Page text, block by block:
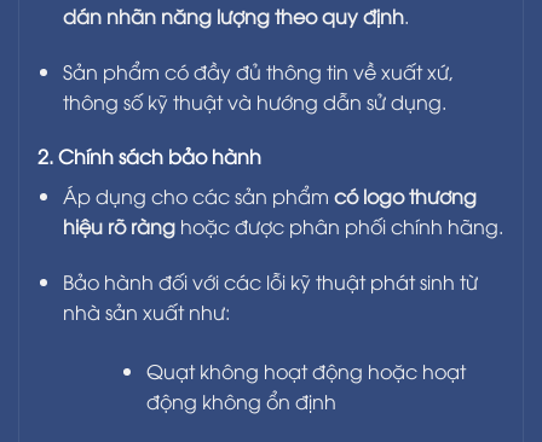
Quạt HVLS Emaxx PMSM 733Sđược sử dụng rộng
rãi trong:
Nhà máy sản xuất công nghiệp
Kho xưởng, trung tâm logistics
Trang trại chăn nuôi bò sữa, gia súc
Nhà thi đấu, trung tâm thể thao, không gian
lớn
dán nhãn năng lượng theo quy định.
Sản phẩm có đầy đủ thông tin về xuất xứ,
thông số kỹ thuật và hướng dẫn sử dụng.
2. Chính sách bảo hành
Áp dụng cho các sản phẩm có logo thương
hiệu rõ rànghoặc được phân phối chính hãng.
Bảo hành đối với các lỗi kỹ thuật phát sinh từ
nhà sản xuất như:
Quạt không hoạt động hoặc hoạt
động không ổn định